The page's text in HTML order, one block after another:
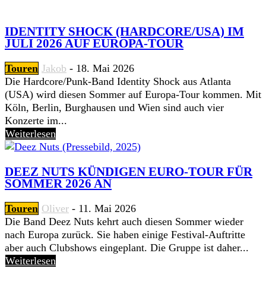
IDENTITY SHOCK (HARDCORE/USA) IM
JULI 2026 AUF EUROPA-TOUR
Touren Jakob - 18. Mai 2026
Die Hardcore/Punk-Band Identity Shock aus Atlanta
(USA) wird diesen Sommer auf Europa-Tour kommen. Mit
Köln, Berlin, Burghausen und Wien sind auch vier
Konzerte im...
Weiterlesen
DEEZ NUTS KÜNDIGEN EURO-TOUR FÜR
SOMMER 2026 AN
Touren Oliver - 11. Mai 2026
Die Band Deez Nuts kehrt auch diesen Sommer wieder
nach Europa zurück. Sie haben einige Festival-Auftritte
aber auch Clubshows eingeplant. Die Gruppe ist daher...
Weiterlesen